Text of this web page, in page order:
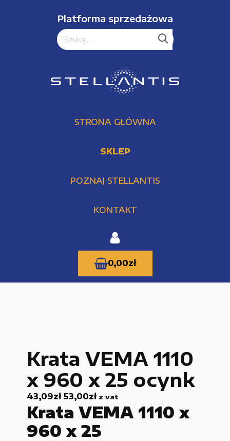
Platforma sprzedażowa
STRONA GŁÓWNA
SKLEP
POZNAJ STELLANTIS
KONTAKT
0,00zł
Części zamienne do urządzeń i narzędzi
Kable i przewody
Maszyny i urządzenia produkcujne
Materiały budowlane
Krata VEMA 1110
x 960 x 25 ocynk
43,09zł 53,00złz vat
Krata VEMA 1110 x
960 x 25